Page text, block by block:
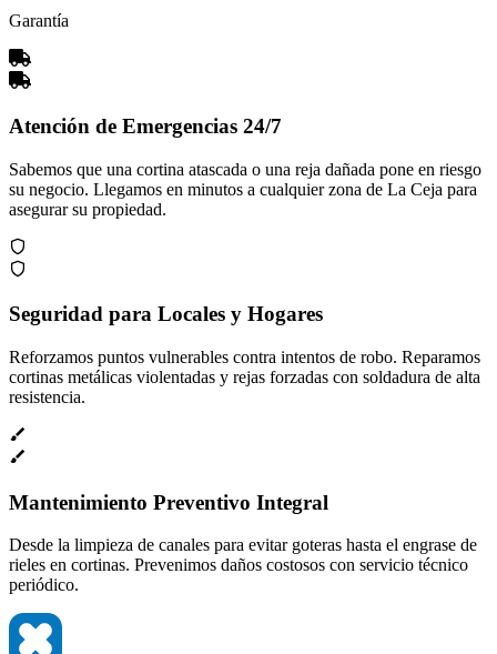
Garantía
Atención de Emergencias 24/7
Sabemos que una cortina atascada o una reja dañada pone en riesgo
su negocio. Llegamos en minutos a cualquier zona de La Ceja para
asegurar su propiedad.
Seguridad para Locales y Hogares
Reforzamos puntos vulnerables contra intentos de robo. Reparamos
cortinas metálicas violentadas y rejas forzadas con soldadura de alta
resistencia.
Mantenimiento Preventivo Integral
Desde la limpieza de canales para evitar goteras hasta el engrase de
rieles en cortinas. Prevenimos daños costosos con servicio técnico
periódico.